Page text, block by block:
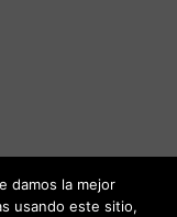
2021-2027|
damos la mejor
usando este sitio,